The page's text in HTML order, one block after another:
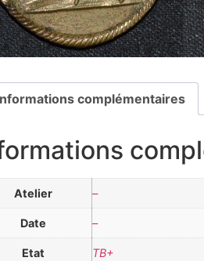
complémentaires
Atelier –
Date –
Etat TB+